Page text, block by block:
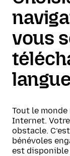
vous
Tout le
Internet.
obstacle.
bénévoles
est disponible